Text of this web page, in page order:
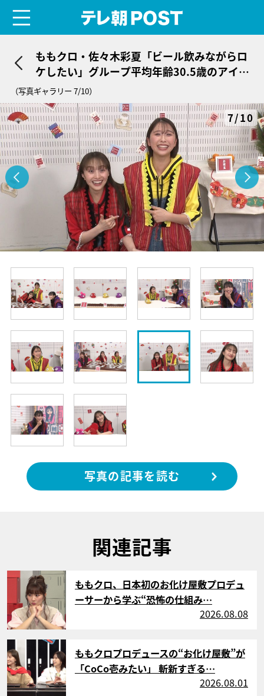
ももクロ・佐々木彩夏「ビール飲みながらロ
ケしたい」グループ平均年齢30.5歳のアイド
ルはひと味違う!?
（写真ギャラリー 7/10）
7/10
写真の記事を読む
関連記事
サムネイル
ももクロ、日本初のお化け屋敷プロデュ
ーサーから学ぶ“恐怖の仕組み…
2026.08.08
サムネイル
ももクロプロデュースの“お化け屋敷”が
「CoCo壱みたい」 斬新すぎる…
2026.08.01